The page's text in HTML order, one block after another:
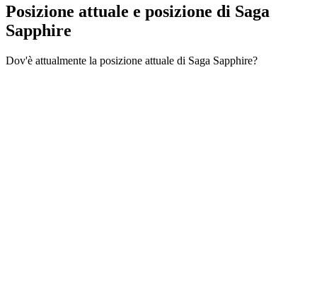
Posizione attuale e posizione di Saga
Sapphire
Dov'è attualmente la posizione attuale di Saga Sapphire?